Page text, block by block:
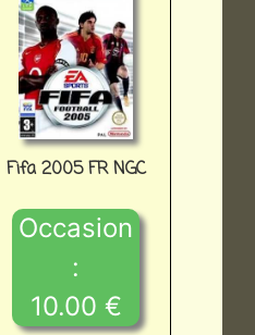
Fifa 2005 FR NGC
Occasion
:
10.00 €